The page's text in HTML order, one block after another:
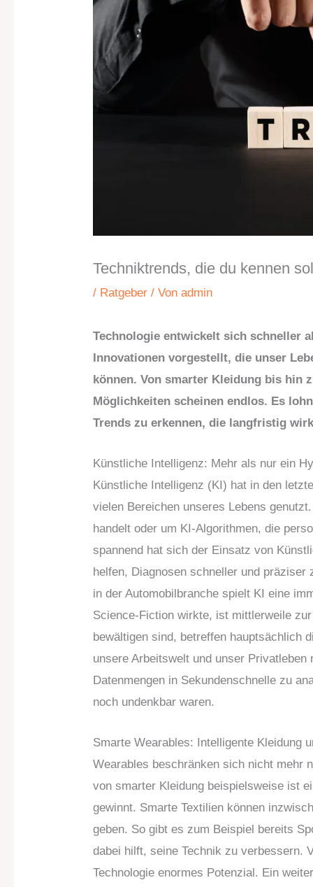
Techniktrends, die du kennen
/ Ratgeber / Vonadmin
Technologie entwickelt sich schneller
Innovationen vorgestellt, die unser
können. Von smarter Kleidung bis hin
Möglichkeiten scheinen endlos. Es
Trends zu erkennen, die langfristig
Künstliche Intelligenz: Mehr als nur ein
Künstliche Intelligenz (KI) hat in den
vielen Bereichen unseres Lebens
handelt oder um KI-Algorithmen, die
spannend hat sich der Einsatz von
helfen, Diagnosen schneller und
in der Automobilbranche spielt KI eine
Science-Fiction wirkte, ist mittlerweile
bewältigen sind, betreffen hauptsächlich
unsere Arbeitswelt und unser
Datenmengen in Sekundenschnelle zu
noch undenkbar waren.
Smarte Wearables: Intelligente Kleidung
Wearables beschränken sich nicht mehr
von smarter Kleidung beispielsweise ist
gewinnt. Smarte Textilien können
geben. So gibt es zum Beispiel bereits
dabei hilft, seine Technik zu verbessern.
Technologie enormes Potenzial. Ein